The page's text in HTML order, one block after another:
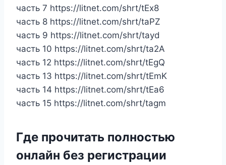
часть 7 https://litnet.com/shrt/tEx8
часть 8 https://litnet.com/shrt/taPZ
часть 9 https://litnet.com/shrt/tayd
часть 10 https://litnet.com/shrt/ta2A
часть 12 https://litnet.com/shrt/tEgQ
часть 13 https://litnet.com/shrt/tEmK
часть 14 https://litnet.com/shrt/tEa6
часть 15 https://litnet.com/shrt/tagm
Где прочитать полностью
онлайн без регистрации